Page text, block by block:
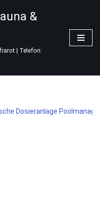
&
| Telefon:
Dosieranlage